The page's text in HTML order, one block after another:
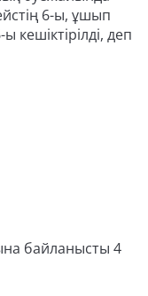
6-ы, ұшып
кешіктірілді, деп
байланысты 4